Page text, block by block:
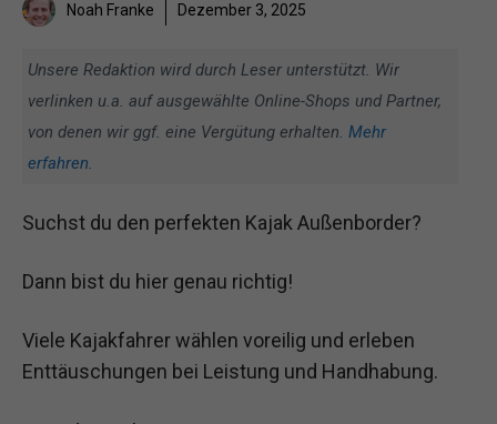
Noah Franke Dezember 3, 2025
Unsere Redaktion wird durch Leser unterstützt. Wir
verlinken u.a. auf ausgewählte Online-Shops und Partner,
von denen wir ggf. eine Vergütung erhalten. Mehr
erfahren.
Suchst du den perfekten Kajak Außenborder?
Dann bist du hier genau richtig!
Viele Kajakfahrer wählen voreilig und erleben
Enttäuschungen bei Leistung und Handhabung.